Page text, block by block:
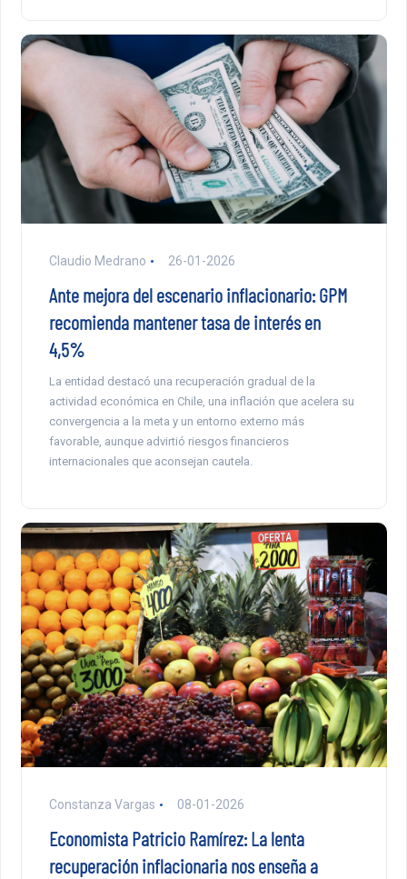
Claudio Medrano 26-01-2026
Ante mejora del escenario inflacionario: GPM
recomienda mantener tasa de interés en
4,5%
La entidad destacó una recuperación gradual de la
actividad económica en Chile, una inflación que acelera su
convergencia a la meta y un entorno externo más
favorable, aunque advirtió riesgos financieros
internacionales que aconsejan cautela.
Constanza Vargas 08-01-2026
Economista Patricio Ramírez: La lenta
recuperación inflacionaria nos enseña a